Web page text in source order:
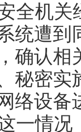
机关经
统遭到
确认相
秘密实
络设备
情况，